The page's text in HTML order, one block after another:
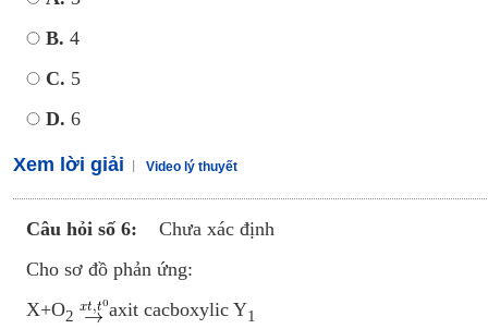
B. 4
C. 5
D. 6
Xem lời giải Video lý thuyết
Câu hỏi số 6:
Chưa xác định
Cho sơ đồ phản ứng:
X+O2 axit cacboxylic Y1